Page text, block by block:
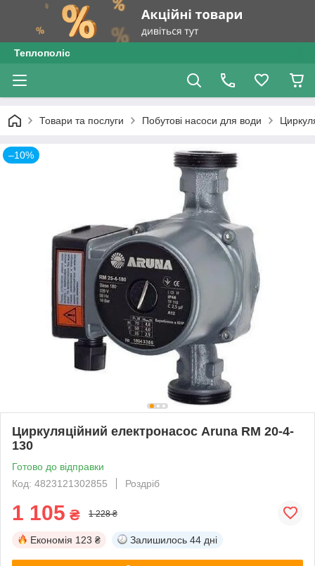
Теплополіс
Товари та послуги Побутові насоси для води
–10%
Циркуляційний електронасос Aruna RM 20-4-
130
Готово до відправки
Код: 4823121302855
Роздріб
1 105 ₴ 1 228 ₴
Економія 123 ₴ Залишилось 44 дні